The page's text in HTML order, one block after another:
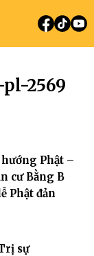
2569
Phật –
cư Bằng B
Phật đản
sự